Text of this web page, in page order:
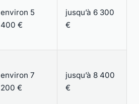
environ 5
400 €
jusqu’à 6 300
€
environ 7
200 €
jusqu’à 8 400
€